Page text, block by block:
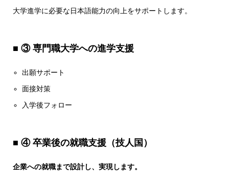
大学進学に必要な日本語能力の向上をサポートします。
■ ③ 専門職大学への進学支援
出願サポート
面接対策
入学後フォロー
■ ④ 卒業後の就職支援（技人国）
企業への就職まで設計し、実現します。